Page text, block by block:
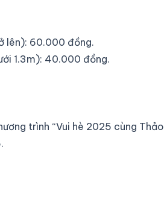
lên): 60.000 đồng.
1.3m): 40.000 đồng.
trình “Vui hè 2025 cùng Thảo